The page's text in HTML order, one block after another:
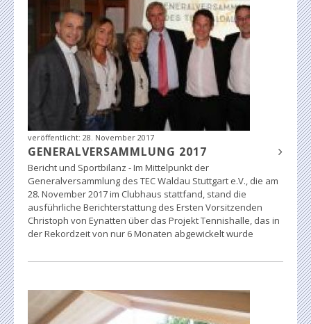
veröffentlicht: 28. November 2017
GENERALVERSAMMLUNG 2017
Bericht und Sportbilanz - Im Mittelpunkt der
Generalversammlung des TEC Waldau Stuttgart e.V., die am
28. November 2017 im Clubhaus stattfand, stand die
ausführliche Berichterstattung des Ersten Vorsitzenden
Christoph von Eynatten über das Projekt Tennishalle, das in
der Rekordzeit von nur 6 Monaten abgewickelt wurde